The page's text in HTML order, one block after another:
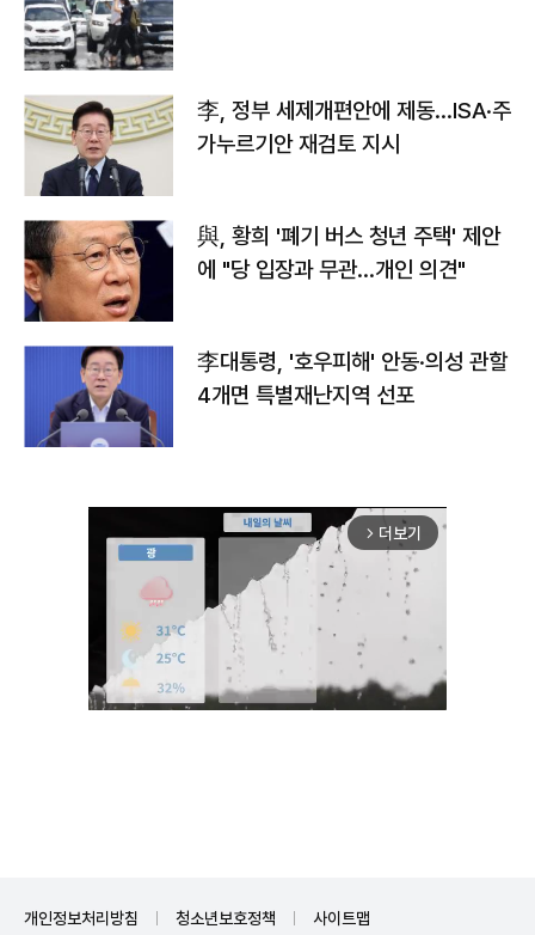
李, 정부 세제개편안에 제동…ISA·주
가누르기안 재검토 지시
與, 황희 '폐기 버스 청년 주택' 제안
에 "당 입장과 무관…개인 의견"
李대통령, '호우피해' 안동·의성 관할
4개면 특별재난지역 선포
arrow_forward_ios 더보기
개인정보처리방침 청소년보호정책 사이트맵